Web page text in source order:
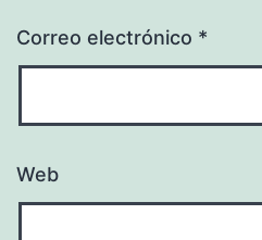
Correo electrónico *
Web